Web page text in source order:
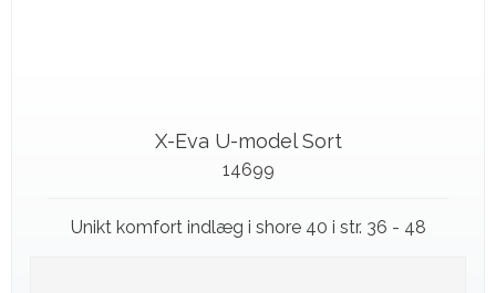
X-Eva U-model Sort
14699
Unikt komfort indlæg i shore 40 i str. 36 - 48